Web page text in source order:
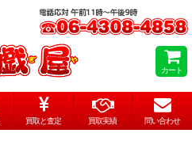
カート
買取と査定 買取実績 問い合わせ